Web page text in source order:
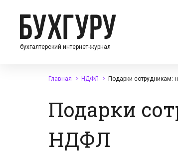
бухгалтерский интернет-журнал
Главная НДФЛ Подарки сотрудникам:
Подарки
НДФЛ